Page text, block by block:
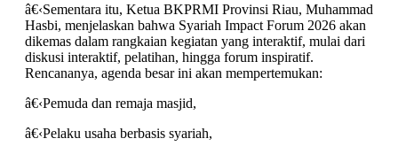
â€‹Sementara itu, Ketua BKPRMI Provinsi Riau, Muhammad
Hasbi, menjelaskan bahwa Syariah Impact Forum 2026 akan
dikemas dalam rangkaian kegiatan yang interaktif, mulai dari
diskusi interaktif, pelatihan, hingga forum inspiratif.
Rencananya, agenda besar ini akan mempertemukan:
â€‹Pemuda dan remaja masjid,
â€‹Pelaku usaha berbasis syariah,